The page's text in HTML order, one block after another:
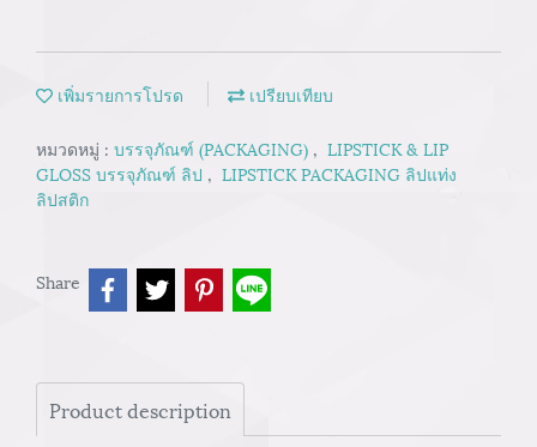
เพิ่มรายการโปรด เปรียบเทียบ
หมวดหมู่ : บรรจุภัณฑ์ (PACKAGING) , LIPSTICK & LIP
GLOSS บรรจุภัณฑ์ ลิป , LIPSTICK PACKAGING ลิปแท่ง
ลิปสติก
Share
Product description